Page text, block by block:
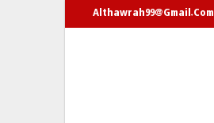
Althawrah99@gmail.com